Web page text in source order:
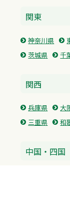
関東
神奈川県
茨城県
千
関西
兵庫県 大
三重県
和
中国・四国